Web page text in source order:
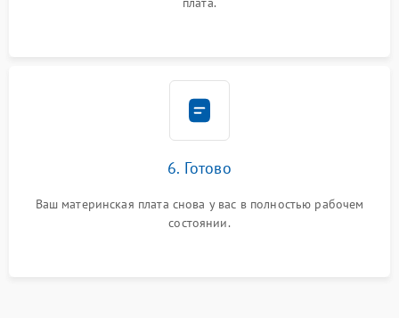
6. Готово
Ваш материнская плата снова у вас в полностью рабочем
состоянии.